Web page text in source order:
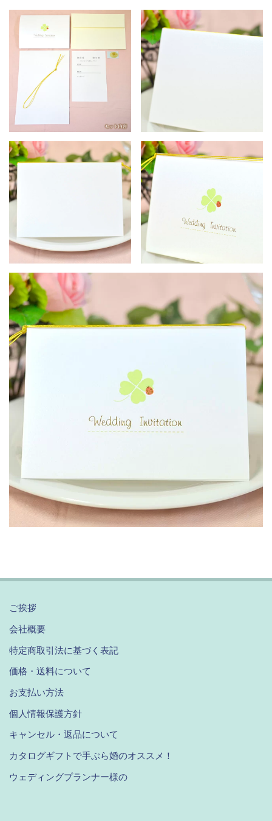
ご挨拶
会社概要
特定商取引法に基づく表記
価格・送料について
お支払い方法
個人情報保護方針
キャンセル・返品について
カタログギフトで手ぶら婚のオススメ！
ウェディングプランナー様の